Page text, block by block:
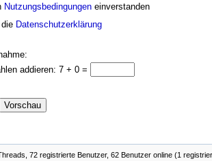
Nutzungsbedingungeneinverstanden
Datenschutzerklärung
addieren: 7 + 0 =
72 registrierte Benutzer, 62 Benutzer online (1